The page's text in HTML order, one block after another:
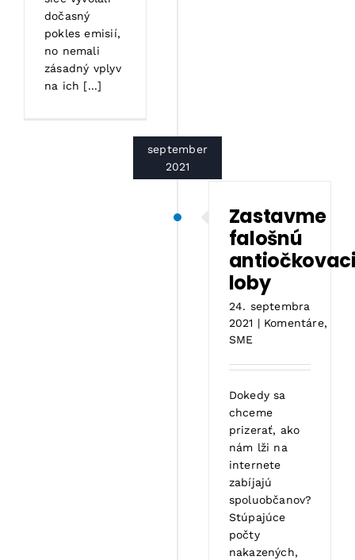
dočasný
pokles emisií,
no nemali
zásadný vplyv
na ich [...]
september
2021
Zastavme
falošnú
loby
24. septembra
2021 | Komentáre,
SME
Dokedy sa
chceme
prizerať, ako
nám lži na
internete
zabíjajú
spoluobčanov?
Stúpajúce
počty
nakazených,